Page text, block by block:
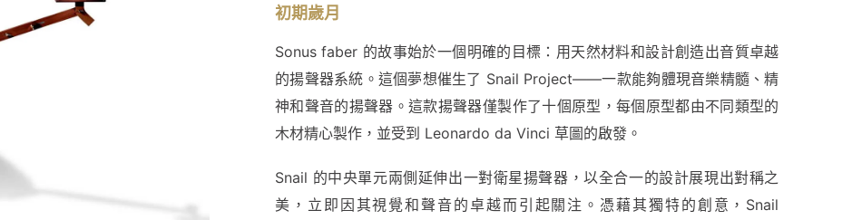
初期歲月
Sonus faber 的故事始於一個明確的目標：用天然材料和設計創造出音質卓越
的揚聲器系統。這個夢想催生了 Snail Project——一款能夠體現音樂精髓、精
神和聲音的揚聲器。這款揚聲器僅製作了十個原型，每個原型都由不同類型的
木材精心製作，並受到 Leonardo da Vinci 草圖的啟發。
Snail 的中央單元兩側延伸出一對衛星揚聲器，以全合一的設計展現出對稱之
美，立即因其視覺和聲音的卓越而引起關注。憑藉其獨特的創意，Snail